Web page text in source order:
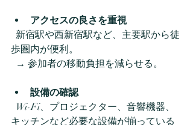
アクセスの良さを重視
歩圏内が便利。
  → 参加者の移動負担を減らせる。
設備の確認
キッチンなど必要な設備が揃っている